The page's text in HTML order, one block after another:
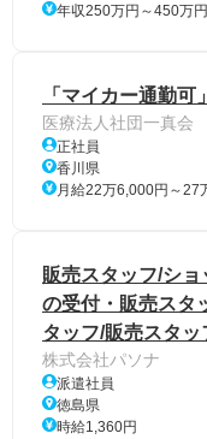
年収250万円～450万円
「マイカー通勤
医療法人社団一真会
正社員
香川県
月給22万6,000円～27
販売スタッフ/シ
の受付・販売スタ
タッフ/販売スタッ
株式会社パソナ
派遣社員
徳島県
時給1,360円